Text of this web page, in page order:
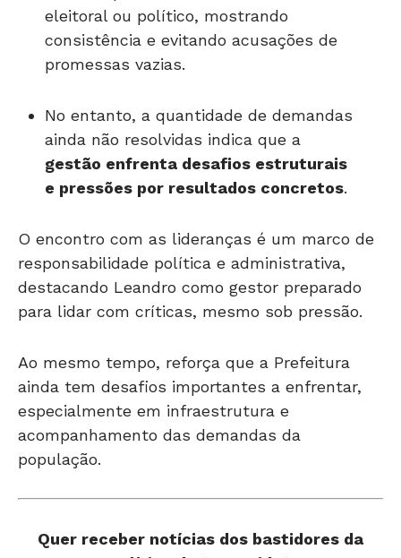
eleitoral ou político, mostrando
consistência e evitando acusações de
promessas vazias.
No entanto, a quantidade de demandas
ainda não resolvidas indica que a
gestão enfrenta desafios estruturais
e pressões por resultados concretos.
O encontro com as lideranças é um marco de
responsabilidade política e administrativa,
destacando Leandro como gestor preparado
para lidar com críticas, mesmo sob pressão.
Ao mesmo tempo, reforça que a Prefeitura
ainda tem desafios importantes a enfrentar,
especialmente em infraestrutura e
acompanhamento das demandas da
população.
Quer receber notícias dos bastidores da